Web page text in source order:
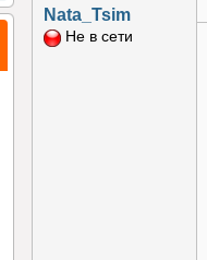
Nata_Tsim
Не в сети